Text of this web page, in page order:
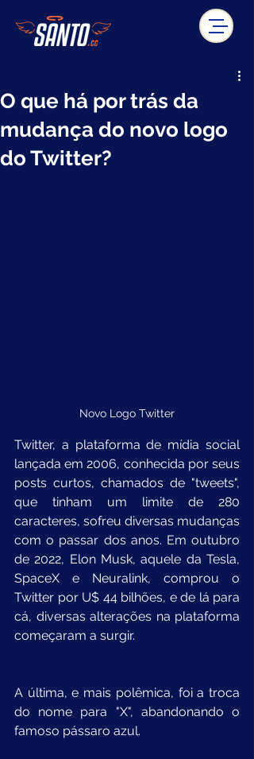
O que há por trás da
mudança do novo logo
do Twitter?
Novo Logo Twitter
Twitter, a plataforma de mídia social
lançada em 2006, conhecida por seus
posts curtos, chamados de "tweets",
que tinham um limite de 280
caracteres, sofreu diversas mudanças
com o passar dos anos. Em outubro
de 2022, Elon Musk, aquele da Tesla,
SpaceX e Neuralink, comprou o
Twitter por U$ 44 bilhões, e de lá para
cá, diversas alterações na plataforma
começaram a surgir.
A última, e mais polêmica, foi a troca
do nome para "X", abandonando o
famoso pássaro azul.